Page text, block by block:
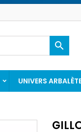

UNIVERS